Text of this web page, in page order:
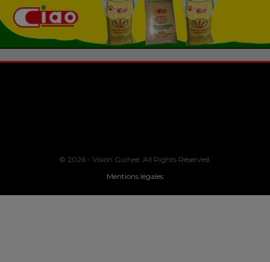
© 2026 - Vision Guinee. All Rights Reserved.
Mentions légales